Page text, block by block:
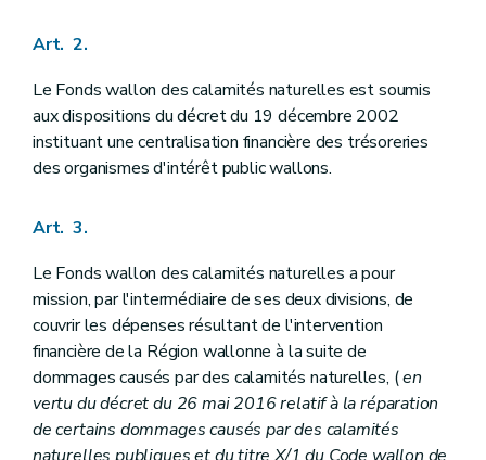
Art. 53
Art. 54
Art. 55
Art. 56
Art. 57
Art. 62
Art. 63
Art. 64
Art. 65
Art. 66
Art. 67
Art. 68
Art. 69
Art. 70
Art. 2.
Le Fonds wallon des calamités naturelles est soumis
aux dispositions du décret du 19 décembre 2002
instituant une centralisation financière des trésoreries
des organismes d'intérêt public wallons.
Art. 3.
Le Fonds wallon des calamités naturelles a pour
mission, par l'intermédiaire de ses deux divisions, de
couvrir les dépenses résultant de l'intervention
financière de la Région wallonne à la suite de
dommages causés par des calamités naturelles, (en
vertu du décret du 26 mai 2016 relatif à la réparation
de certains dommages causés par des calamités
naturelles publiques et du titre X/1 du Code wallon de